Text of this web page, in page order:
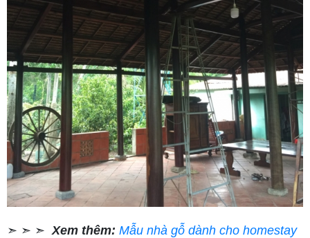
➣ ➣ ➣Xem thêm: Mẫu nhà gỗ dành cho homestay